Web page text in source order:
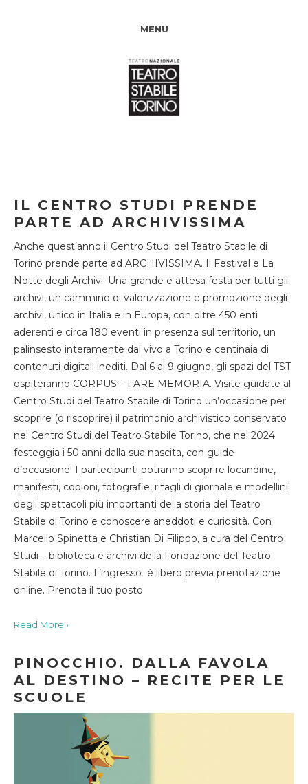
MENU
IL CENTRO STUDI PRENDE
PARTE AD ARCHIVISSIMA
Anche quest’anno il Centro Studi del Teatro Stabile di
Torino prende parte ad ARCHIVISSIMA. Il Festival e La
Notte degli Archivi. Una grande e attesa festa per tutti gli
archivi, un cammino di valorizzazione e promozione degli
archivi, unico in Italia e in Europa, con oltre 450 enti
aderenti e circa 180 eventi in presenza sul territorio, un
palinsesto interamente dal vivo a Torino e centinaia di
contenuti digitali inediti. Dal 6 al 9 giugno, gli spazi del TST
ospiteranno CORPUS – FARE MEMORIA. Visite guidate al
Centro Studi del Teatro Stabile di Torino un’occasione per
scoprire (o riscoprire) il patrimonio archivistico conservato
nel Centro Studi del Teatro Stabile Torino, che nel 2024
festeggia i 50 anni dalla sua nascita, con guide
d’occasione! I partecipanti potranno scoprire locandine,
manifesti, copioni, fotografie, ritagli di giornale e modellini
degli spettacoli più importanti della storia del Teatro
Stabile di Torino e conoscere aneddoti e curiosità. Con
Marcello Spinetta e Christian Di Filippo, a cura del Centro
Studi – biblioteca e archivi della Fondazione del Teatro
Stabile di Torino. L’ingresso è libero previa prenotazione
online. Prenota il tuo posto
Read More ›
PINOCCHIO. DALLA FAVOLA
AL DESTINO – RECITE PER LE
SCUOLE